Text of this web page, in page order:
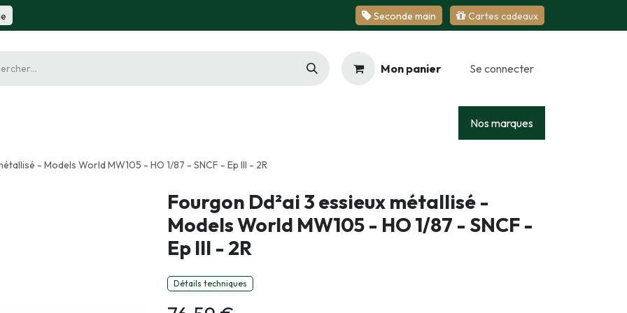
Se​​​​conde ​​​​m​​a​​in Cartes cadeaux
Mon panier Se connecter
Nos marques
- Models World MW105 - HO 1/87 - SNCF - Ep III - 2R
Fourgon Dd²ai 3 essieux métallisé -
Models World MW105 - HO 1/87 - SNCF -
Ep III - 2R
Détails techniques